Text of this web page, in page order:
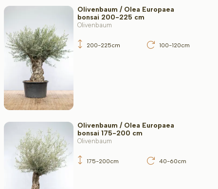
Olivenbaum / Olea Europaea
bonsai 200-225 cm
Olivenbaum
200-225cm 100-120cm
Olivenbaum / Olea Europaea
bonsai 175-200 cm
Olivenbaum
175-200cm 40-60cm